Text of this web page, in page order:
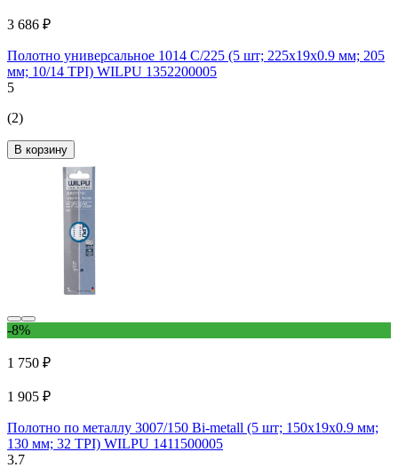
3 686 ₽
Полотно универсальное 1014 C/225 (5 шт; 225х19х0.9 мм; 205
мм; 10/14 TPI) WILPU 1352200005
5
(2)
В корзину
-8%
1 750 ₽
1 905 ₽
Полотно по металлу 3007/150 Bi-metall (5 шт; 150х19х0.9 мм;
130 мм; 32 TPI) WILPU 1411500005
3.7